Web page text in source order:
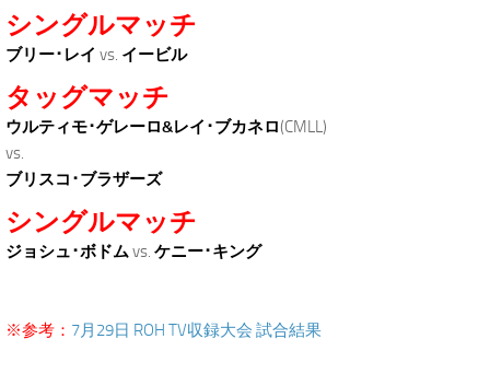
シングルマッチ
ブリー･レイ vs. イービル
タッグマッチ
ウルティモ･ゲレーロ&レイ･ブカネロ(CMLL)
vs.
ブリスコ･ブラザーズ
シングルマッチ
ジョシュ･ボドムvs. ケニー･キング
※参考： 7月29日 ROH TV収録大会 試合結果